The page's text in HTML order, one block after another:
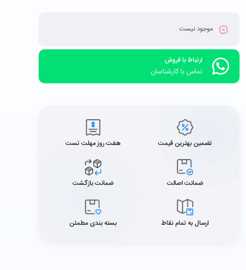
موجود نیست
ارتباط با فروش
تماس با کارشناسان
تضمین بهترین قیمت هفت روز مهلت تست
ضمانت اصالت ضمانت بازگشت
ارسال به تمام نقاط بسته بندی مطمئن